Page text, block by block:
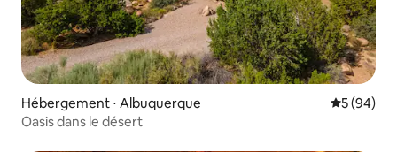
Hébergement ⋅ Albuquerque
5 (94)
Oasis dans le désert